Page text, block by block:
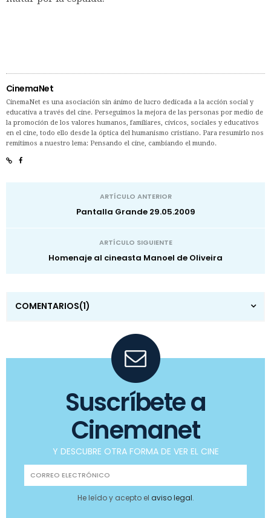
CinemaNet
CinemaNet es una asociación sin ánimo de lucro dedicada a la acción social y
educativa a través del cine. Perseguimos la mejora de las personas por medio de
la promoción de los valores humanos, familiares, cívicos, sociales y educativos
en el cine, todo ello desde la óptica del humanismo cristiano. Para resumirlo nos
remitimos a nuestro lema: Pensando el cine, cambiando el mundo.
ARTÍCULO ANTERIOR
Pantalla Grande 29.05.2009
ARTÍCULO SIGUIENTE
Homenaje al cineasta Manoel de Oliveira
COMENTARIOS(1)
Suscríbete a
Cinemanet
Y DESCUBRE OTRA FORMA DE VER EL CINE
He leído y acepto el aviso legal.